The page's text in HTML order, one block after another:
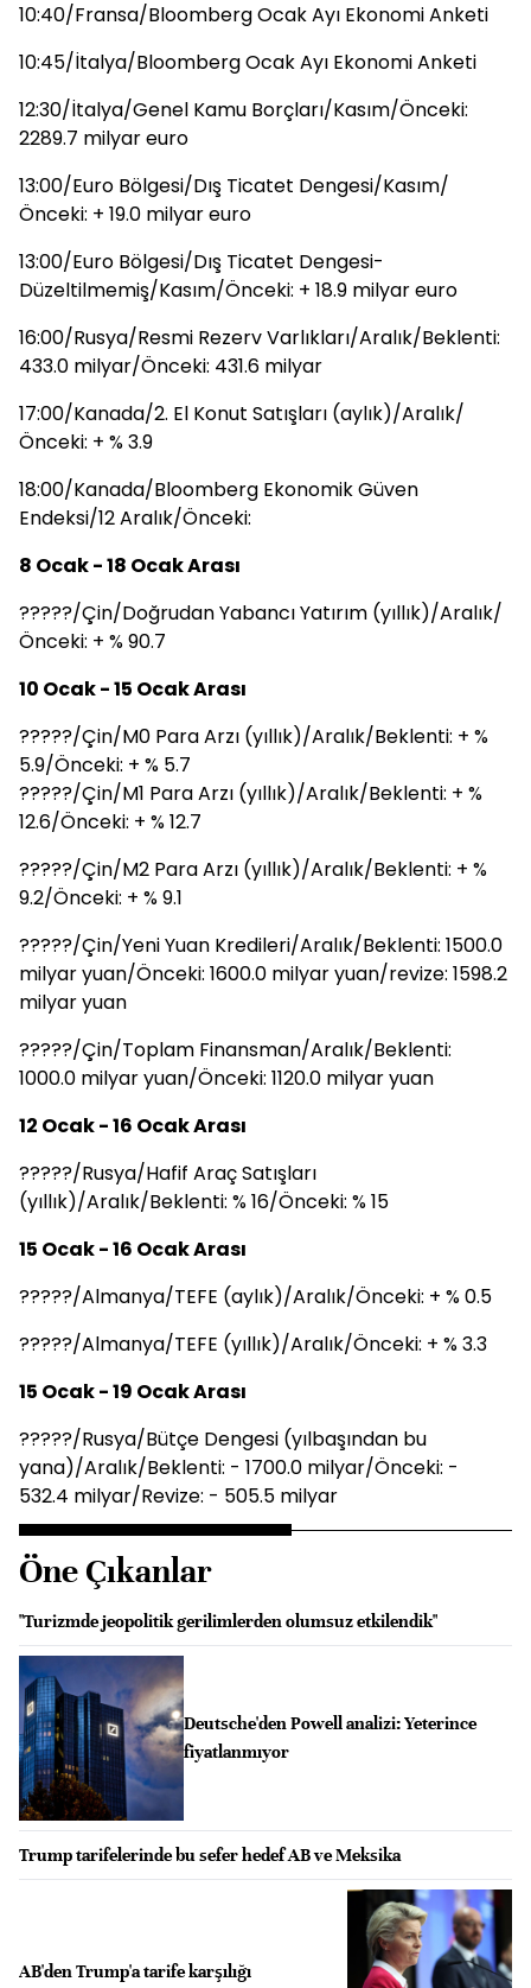
10:40/Fransa/Bloomberg Ocak Ayı Ekonomi Anketi
10:45/İtalya/Bloomberg Ocak Ayı Ekonomi Anketi
12:30/İtalya/Genel Kamu Borçları/Kasım/Önceki:
2289.7 milyar euro
13:00/Euro Bölgesi/Dış Ticatet Dengesi/Kasım/
Önceki: + 19.0 milyar euro
13:00/Euro Bölgesi/Dış Ticatet Dengesi-
Düzeltilmemiş/Kasım/Önceki: + 18.9 milyar euro
16:00/Rusya/Resmi Rezerv Varlıkları/Aralık/Beklenti:
433.0 milyar/Önceki: 431.6 milyar
17:00/Kanada/2. El Konut Satışları (aylık)/Aralık/
Önceki: + % 3.9
18:00/Kanada/Bloomberg Ekonomik Güven
Endeksi/12 Aralık/Önceki:
8 Ocak - 18 Ocak Arası
?????/Çin/Doğrudan Yabancı Yatırım (yıllık)/Aralık/
Önceki: + % 90.7
10 Ocak - 15 Ocak Arası
?????/Çin/M0 Para Arzı (yıllık)/Aralık/Beklenti: + %
5.9/Önceki: + % 5.7
?????/Çin/M1 Para Arzı (yıllık)/Aralık/Beklenti: + %
12.6/Önceki: + % 12.7
?????/Çin/M2 Para Arzı (yıllık)/Aralık/Beklenti: + %
9.2/Önceki: + % 9.1
?????/Çin/Yeni Yuan Kredileri/Aralık/Beklenti: 1500.0
milyar yuan/Önceki: 1600.0 milyar yuan/revize: 1598.2
milyar yuan
?????/Çin/Toplam Finansman/Aralık/Beklenti:
1000.0 milyar yuan/Önceki: 1120.0 milyar yuan
12 Ocak - 16 Ocak Arası
?????/Rusya/Hafif Araç Satışları
(yıllık)/Aralık/Beklenti: % 16/Önceki: % 15
15 Ocak - 16 Ocak Arası
?????/Almanya/TEFE (aylık)/Aralık/Önceki: + % 0.5
?????/Almanya/TEFE (yıllık)/Aralık/Önceki: + % 3.3
15 Ocak - 19 Ocak Arası
?????/Rusya/Bütçe Dengesi (yılbaşından bu
yana)/Aralık/Beklenti: - 1700.0 milyar/Önceki: -
532.4 milyar/Revize: - 505.5 milyar
Öne Çıkanlar
"Turizmde jeopolitik gerilimlerden olumsuz etkilendik"
Deutsche'den Powell analizi: Yeterince
fiyatlanmıyor
Trump tarifelerinde bu sefer hedef AB ve Meksika
AB'den Trump'a tarife karşılığı